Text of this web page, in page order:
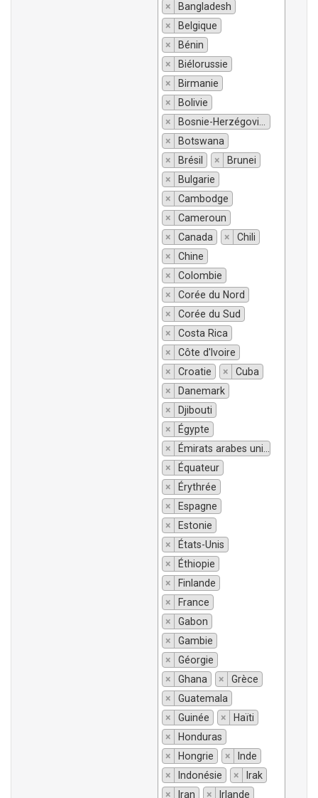
×
Bangladesh
×
Belgique
×
Bénin
×
Biélorussie
×
Birmanie
×
Bolivie
×
Bosnie-Herzégovine
×
Botswana
×
Brésil ×
Brunei
×
Bulgarie
×
Cambodge
×
Cameroun
×
Canada ×
Chili
×
Chine
×
Colombie
×
Corée du Nord
×
Corée du Sud
×
Costa Rica
×
Côte d'Ivoire
×
Croatie ×
Cuba
×
Danemark
×
Djibouti
×
Égypte
×
Émirats arabes unis
×
Équateur
×
Érythrée
×
Espagne
×
Estonie
×
États-Unis
×
Éthiopie
×
Finlande
×
France
×
Gabon
×
Gambie
×
Géorgie
×
Ghana ×
Grèce
×
Guatemala
×
Guinée ×
Haïti
×
Honduras
×
Hongrie ×
Inde
×
Indonésie ×
Irak
×
Iran × Irlande